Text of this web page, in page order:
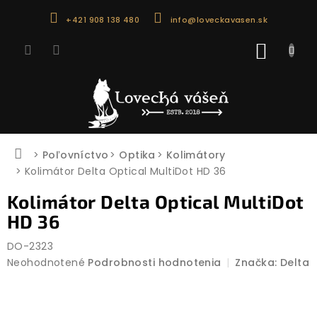
+421 908 138 480 info@loveckavasen.sk
Domov
Poľovníctvo Optika
Kolimátory
Kolimátor Delta Optical MultiDot HD 36
Kolimátor Delta Optical MultiDot
HD 36
DO-2323
Priemerné
Neohodnotené Podrobnosti hodnotenia Značka: Delta